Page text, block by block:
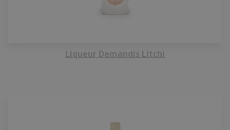
Liqueur Demandis Litchi